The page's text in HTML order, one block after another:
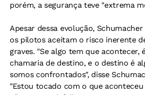
porém, a segurança teve "extrema
Apesar dessa evolução,
os pilotos aceitam o risco inerente
graves. "Se algo tem que acontecer,
chamaria de destino, e o destino é
somos confrontados", disse
"Estou tocado com o que